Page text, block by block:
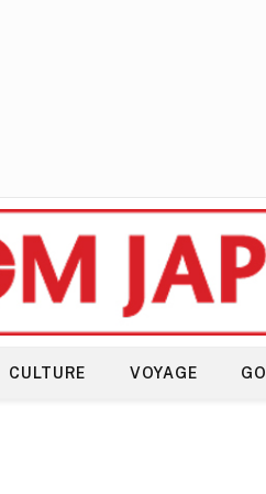
CULTURE VOYAGE